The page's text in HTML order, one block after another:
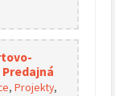
, Projekty,